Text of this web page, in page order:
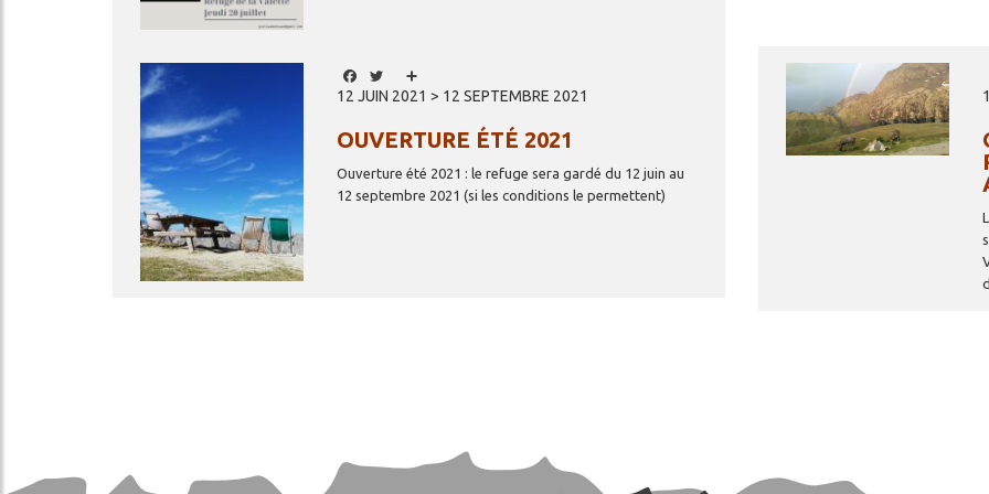
Image Facebook
Twitter
12 JUIN 2021 > 12 SEPTEMBRE 2021
OUVERTURE ÉTÉ 2021
Ouverture été 2021 : le refuge sera gardé du 12 juin au
12 septembre 2021 (si les conditions le permettent)